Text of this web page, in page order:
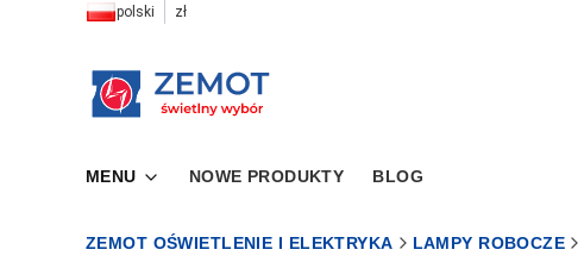
polski zł
MENU NOWE PRODUKTY BLOG
ZEMOT OŚWIETLENIE I ELEKTRYKA LAMPY ROBOCZE